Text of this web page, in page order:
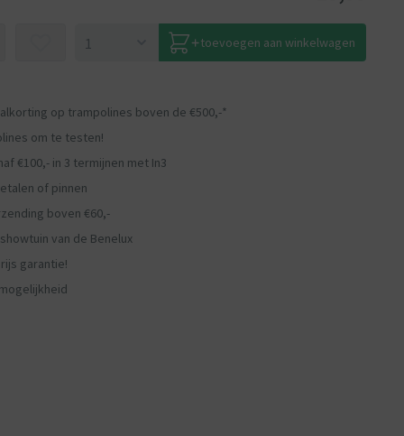
toevoegen aan winkelwagen
op trampolines boven de €500,-*
om te testen!
€100,- in 3 termijnen met In3
of pinnen
boven €60,-
van de Benelux
garantie!